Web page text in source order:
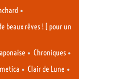
•
beaux rêves ! [ pour un
• Chroniques •
• Clair de Lune •